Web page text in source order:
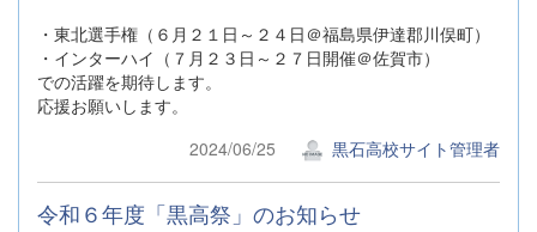
・東北選手権（６月２１日～２４日＠福島県伊達郡川俣町）
・インターハイ（７月２３日～２７日開催＠佐賀市）
での活躍を期待します。
応援お願いします。
2024/06/25
黒石高校サイト管理者
令和６年度「黒高祭」のお知らせ